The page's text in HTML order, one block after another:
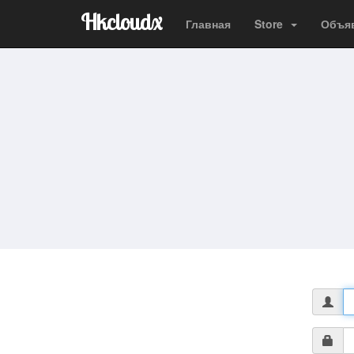
Hkcloudx Главная Store